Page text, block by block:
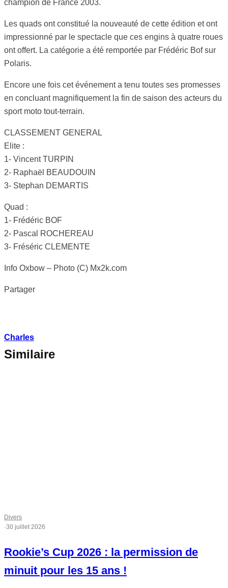
champion de France 2003.
Les quads ont constitué la nouveauté de cette édition et ont
impressionné par le spectacle que ces engins à quatre roues
ont offert. La catégorie a été remportée par Frédéric Bof sur
Polaris.
Encore une fois cet événement a tenu toutes ses promesses
en concluant magnifiquement la fin de saison des acteurs du
sport moto tout-terrain.
CLASSEMENT GENERAL
Elite :
1- Vincent TURPIN
2- Raphaël BEAUDOUIN
3- Stephan DEMARTIS
Quad :
1- Frédéric BOF
2- Pascal ROCHEREAU
3- Fréséric CLEMENTE
Info Oxbow – Photo (C) Mx2k.com
Partager
Charles
Similaire
Divers
·30 juillet 2026
Rookie’s Cup 2026 : la permission de
minuit pour les 15 ans !